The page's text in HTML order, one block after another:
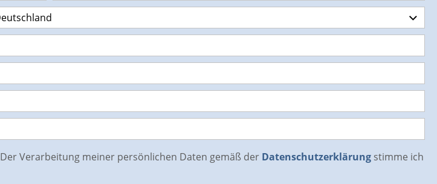
Der Verarbeitung meiner persönlichen Daten gemäß der Datenschutzerklärung stimme ich